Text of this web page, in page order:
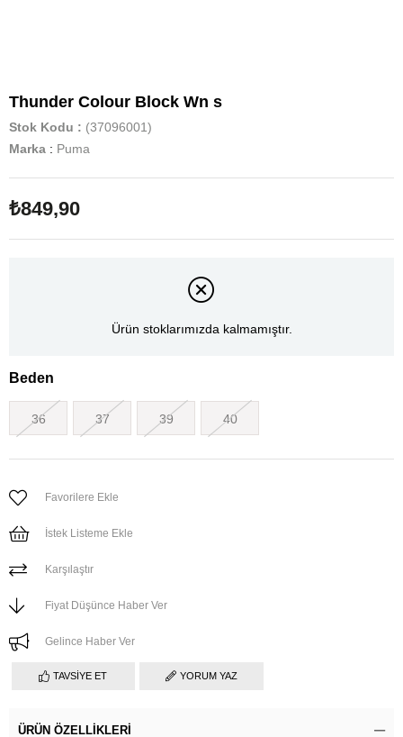
Thunder Colour Block Wn s
Stok Kodu
(37096001)
Marka : Puma
₺849,90
Ürün stoklarımızda kalmamıştır.
Beden
36 37 39 40
Favorilere Ekle
İstek Listeme Ekle
Karşılaştır
Fiyat Düşünce Haber Ver
Gelince Haber Ver
TAVSIYE ET YORUM YAZ
ÜRÜN ÖZELLIKLERI